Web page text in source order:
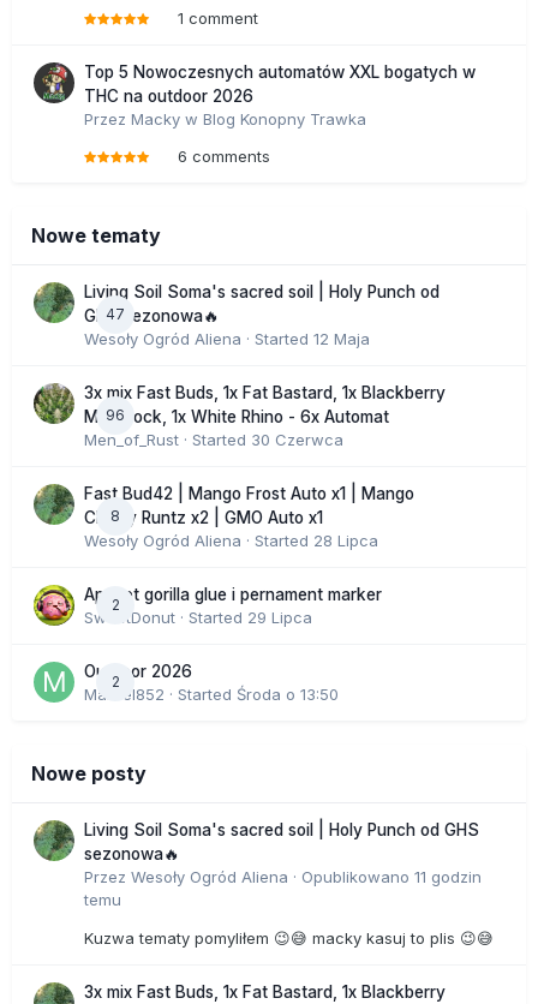
1 comment
Top 5 Nowoczesnych automatów XXL bogatych w
THC na outdoor 2026
Przez Macky w Blog Konopny Trawka
6 comments
Nowe tematy
47
Living Soil Soma's sacred soil | Holy Punch od
GHS sezonowa🔥
Wesoły Ogród Aliena · Started 12 Maja
96
3x mix Fast Buds, 1x Fat Bastard, 1x Blackberry
Moonrock, 1x White Rhino - 6x Automat
Men_of_Rust · Started 30 Czerwca
8
Fast Bud42 | Mango Frost Auto x1 | Mango
Cherry Runtz x2 | GMO Auto x1
Wesoły Ogród Aliena · Started 28 Lipca
2
Apricot gorilla glue i pernament marker
SweetDonut · Started 29 Lipca
2
Outdoor 2026
Marcel852 · Started Środa o 13:50
Nowe posty
Living Soil Soma's sacred soil | Holy Punch od GHS
sezonowa🔥
Przez Wesoły Ogród Aliena · Opublikowano 11 godzin
temu
Kuzwa tematy pomyliłem 😉😅 macky kasuj to plis 😉😅
3x mix Fast Buds, 1x Fat Bastard, 1x Blackberry